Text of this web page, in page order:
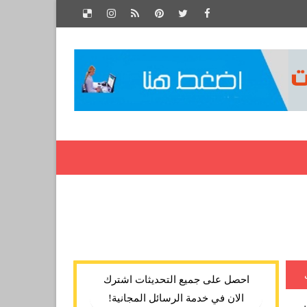
احصل على جميع التحديثات اشترك
الان في خدمة الرسائل المجانية!